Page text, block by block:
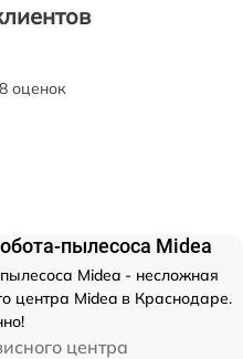
оценок
пылесоса Midea
Midea - несложная
центра Midea в Краснодаре.
центра